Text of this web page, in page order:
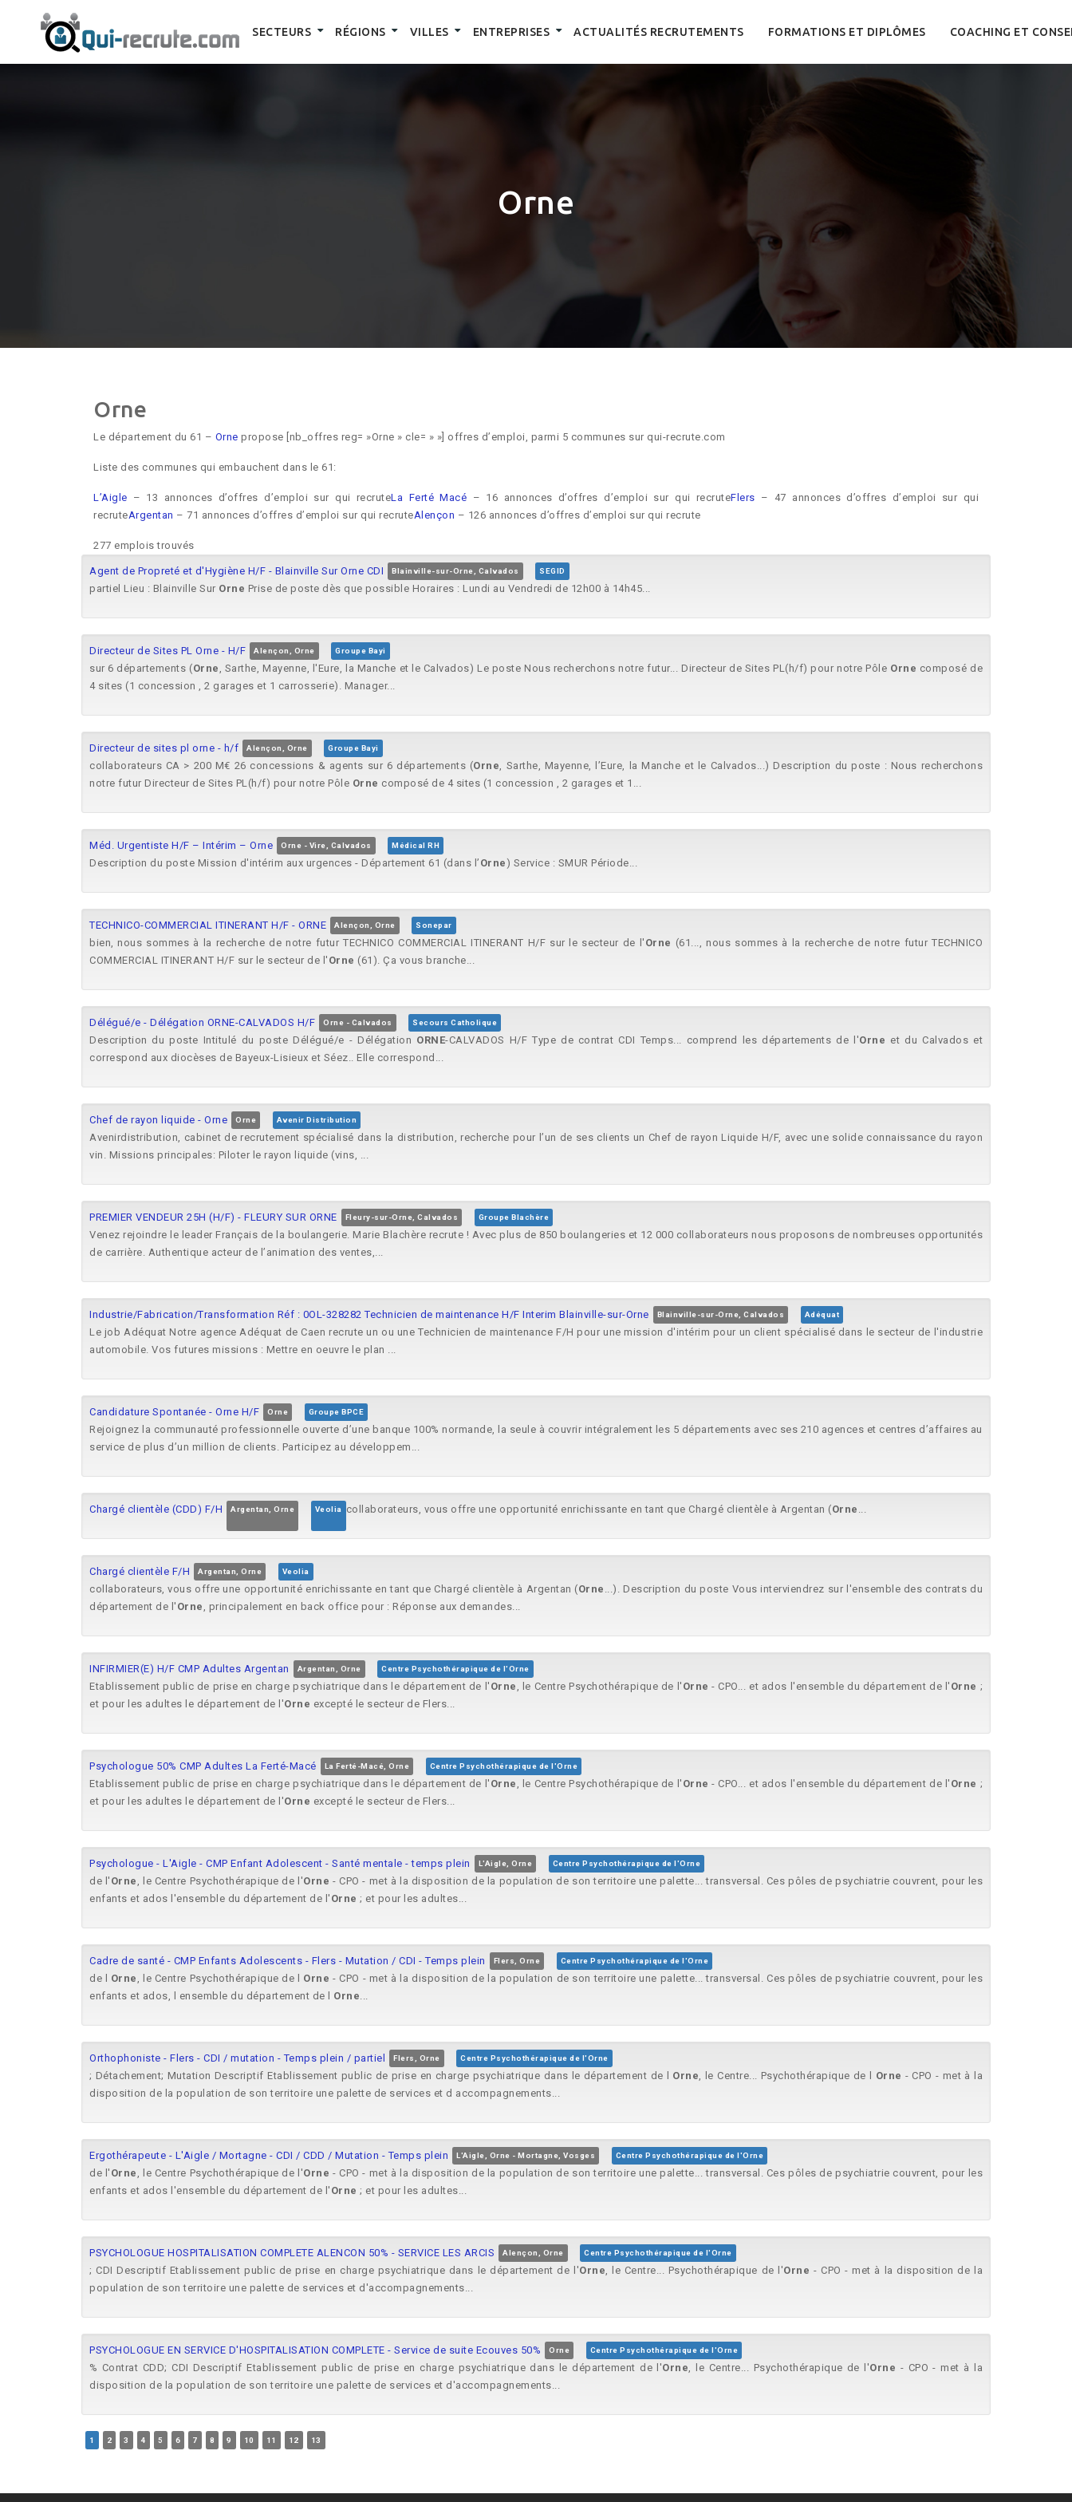
SECTEURS RÉGIONS VILLES ENTREPRISES ACTUALITÉS RECRUTEMENTS FORMATIONS ET DIPLÔMES COACHING ET
Orne
Orne
Le département du 61 – Orne propose [nb_offres reg= »Orne » cle= » »] offres d’emploi, parmi 5 communes sur qui-recrute.com
Liste des communes qui embauchent dans le 61:
L’Aigle – 13 annonces d’offres d’emploi sur qui recruteLa Ferté Macé – 16 annonces d’offres d’emploi sur qui recruteFlers – 47 annonces d’offres d’emploi sur qui
recruteArgentan – 71 annonces d’offres d’emploi sur qui recruteAlençon – 126 annonces d’offres d’emploi sur qui recrute
277 emplois trouvés
Agent de Propreté et d'Hygiène H/F - Blainville Sur Orne CDI Blainville-sur-Orne, Calvados SEGID
partiel Lieu : Blainville Sur Orne Prise de poste dès que possible Horaires : Lundi au Vendredi de 12h00 à 14h45...
Directeur de Sites PL Orne - H/F Alençon, Orne Groupe Bayi
sur 6 départements (Orne , Sarthe, Mayenne, l'Eure, la Manche et le Calvados) Le poste Nous recherchons notre futur... Directeur de Sites PL(h/f) pour notre Pôle Orne composé de
4 sites (1 concession , 2 garages et 1 carrosserie). Manager...
Directeur de sites pl orne - h/f Alençon, Orne Groupe Bayi
collaborateurs CA > 200 M€ 26 concessions & agents sur 6 départements (Orne, Sarthe, Mayenne, l’Eure, la Manche et le Calvados...) Description du poste : Nous recherchons
notre futur Directeur de Sites PL(h/f) pour notre Pôle Orne composé de 4 sites (1 concession , 2 garages et 1...
Méd. Urgentiste H/F – Intérim – Orne Orne - Vire, Calvados Médical RH
Description du poste Mission d'intérim aux urgences - Département 61 (dans l’ Orne ) Service : SMUR Période...
TECHNICO-COMMERCIAL ITINERANT H/F - ORNE Alençon, Orne Sonepar
bien, nous sommes à la recherche de notre futur TECHNICO COMMERCIAL ITINERANT H/F sur le secteur de l' Orne (61..., nous sommes à la recherche de notre futur TECHNICO
COMMERCIAL ITINERANT H/F sur le secteur de l' Orne (61). Ça vous branche...
Délégué/e - Délégation ORNE-CALVADOS H/F Orne - Calvados Secours Catholique
Description du poste Intitulé du poste Délégué/e - Délégation ORNE-CALVADOS H/F Type de contrat CDI Temps... comprend les départements de l'Orne et du Calvados et
correspond aux diocèses de Bayeux-Lisieux et Séez.. Elle correspond...
Chef de rayon liquide - Orne Orne Avenir Distribution
Avenirdistribution, cabinet de recrutement spécialisé dans la distribution, recherche pour l’un de ses clients un Chef de rayon Liquide H/F, avec une solide connaissance du rayon
vin. Missions principales: Piloter le rayon liquide (vins, ...
PREMIER VENDEUR 25H (H/F) - FLEURY SUR ORNE Fleury-sur-Orne, Calvados Groupe Blachère
Venez rejoindre le leader Français de la boulangerie. Marie Blachère recrute ! Avec plus de 850 boulangeries et 12 000 collaborateurs nous proposons de nombreuses opportunités
de carrière. Authentique acteur de l’animation des ventes,...
Industrie/Fabrication/Transformation Réf : 0OL-328282 Technicien de maintenance H/F Interim Blainville-sur-Orne Blainville-sur-Orne, Calvados Adéquat
Le job Adéquat Notre agence Adéquat de Caen recrute un ou une Technicien de maintenance F/H pour une mission d'intérim pour un client spécialisé dans le secteur de l'industrie
automobile. Vos futures missions : Mettre en oeuvre le plan ...
Candidature Spontanée - Orne H/F Orne Groupe BPCE
Rejoignez la communauté professionnelle ouverte d’une banque 100% normande, la seule à couvrir intégralement les 5 départements avec ses 210 agences et centres d’affaires au
service de plus d’un million de clients. Participez au développem...
Chargé clientèle (CDD) F/H Argentan, Orne Veolia collaborateurs, vous offre une opportunité enrichissante en tant que Chargé clientèle à Argentan (Orne ...
Chargé clientèle F/H Argentan, Orne Veolia
collaborateurs, vous offre une opportunité enrichissante en tant que Chargé clientèle à Argentan (Orne ...). Description du poste Vous interviendrez sur l'ensemble des contrats du
département de l' Orne, principalement en back office pour : Réponse aux demandes...
INFIRMIER(E) H/F CMP Adultes Argentan Argentan, Orne Centre Psychothérapique de l'Orne
Etablissement public de prise en charge psychiatrique dans le département de l' Orne , le Centre Psychothérapique de l' Orne - CPO... et ados l'ensemble du département de l' Orne ;
et pour les adultes le département de l'Orne excepté le secteur de Flers...
Psychologue 50% CMP Adultes La Ferté-Macé La Ferté-Macé, Orne Centre Psychothérapique de l'Orne
Etablissement public de prise en charge psychiatrique dans le département de l' Orne , le Centre Psychothérapique de l' Orne - CPO... et ados l'ensemble du département de l' Orne ;
et pour les adultes le département de l'Orne excepté le secteur de Flers...
Psychologue - L'Aigle - CMP Enfant Adolescent - Santé mentale - temps plein L'Aigle, Orne Centre Psychothérapique de l'Orne
de l' Orne , le Centre Psychothérapique de l'Orne - CPO - met à la disposition de la population de son territoire une palette... transversal. Ces pôles de psychiatrie couvrent, pour les
enfants et ados l'ensemble du département de l' Orne ; et pour les adultes...
Cadre de santé - CMP Enfants Adolescents - Flers - Mutation / CDI - Temps plein Flers, Orne Centre Psychothérapique de l'Orne
de l Orne , le Centre Psychothérapique de l Orne - CPO - met à la disposition de la population de son territoire une palette... transversal. Ces pôles de psychiatrie couvrent, pour les
enfants et ados, l ensemble du département de l Orne...
Orthophoniste - Flers - CDI / mutation - Temps plein / partiel Flers, Orne Centre Psychothérapique de l'Orne
; Détachement; Mutation Descriptif Etablissement public de prise en charge psychiatrique dans le département de l Orne, le Centre... Psychothérapique de l Orne - CPO - met à la
disposition de la population de son territoire une palette de services et d accompagnements...
Ergothérapeute - L'Aigle / Mortagne - CDI / CDD / Mutation - Temps plein L'Aigle, Orne - Mortagne, Vosges Centre Psychothérapique de l'Orne
de l' Orne , le Centre Psychothérapique de l'Orne - CPO - met à la disposition de la population de son territoire une palette... transversal. Ces pôles de psychiatrie couvrent, pour les
enfants et ados l'ensemble du département de l' Orne ; et pour les adultes...
PSYCHOLOGUE HOSPITALISATION COMPLETE ALENCON 50% - SERVICE LES ARCIS Alençon, Orne Centre Psychothérapique de l'Orne
; CDI Descriptif Etablissement public de prise en charge psychiatrique dans le département de l'Orne, le Centre... Psychothérapique de l'Orne - CPO - met à la disposition de la
population de son territoire une palette de services et d'accompagnements...
PSYCHOLOGUE EN SERVICE D'HOSPITALISATION COMPLETE - Service de suite Ecouves 50% Orne Centre Psychothérapique de l'Orne
% Contrat CDD; CDI Descriptif Etablissement public de prise en charge psychiatrique dans le département de l'Orne, le Centre... Psychothérapique de l'Orne - CPO - met à la
disposition de la population de son territoire une palette de services et d'accompagnements...
1 2 3 4 5 6 7 8 9 10 11 12 13